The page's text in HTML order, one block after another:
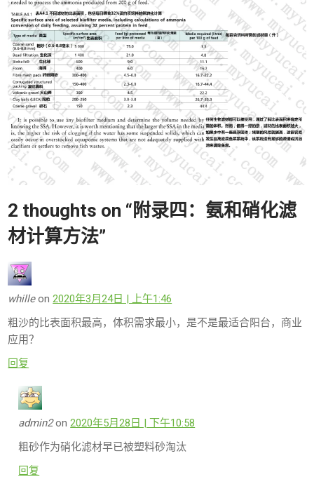
2 thoughts on “ 附录四：氨和硝化滤
材计算方法”
whilleon2020年3月24日 | 上午1:46
粗沙的比表面积最高，体积需求最小，是不是最适合阳台，商业
应用？
回复
admin2on2020年5月28日 | 下午10:58
粗砂作为硝化滤材早已被塑料砂淘汰
回复